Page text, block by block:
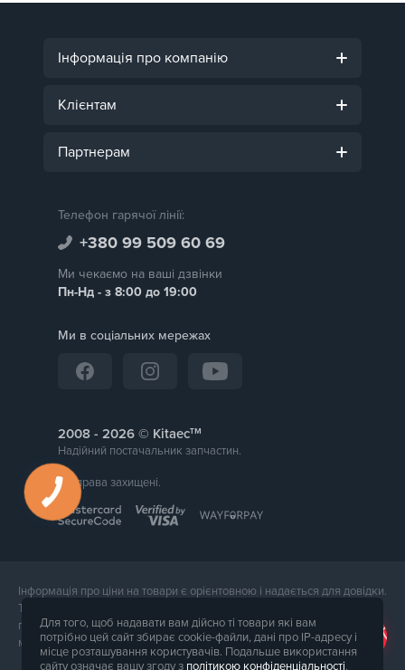
Інформація про компанію
Клієнтам
Партнерам
Телефон гарячої лінії:
+380 99 509 60 69
Ми чекаємо на ваші дзвінки
Пн-Нд - з 8:00 до 19:00
Ми в соціальних мережах
2008 - © Kitaecтм
Надійний постачальник запчастин.
Всі права захищені.
Інформація про ціни на товари є орієнтовною і надається для довідки.
Точна вартість товару буде названа менеджером магазину при
підтвердження замовлення. Зовнішній вигляд і комплектація товару
може відрізнятися від його фотографії.
Для того, щоб надавати вам дійсно ті товари які вам
потрібно цей сайт збирає cookie-файли, дані про IP-адресу і
місце розташування користувачів. Подальше використання
сайту означає вашу згоду з політикою конфіденціальності.